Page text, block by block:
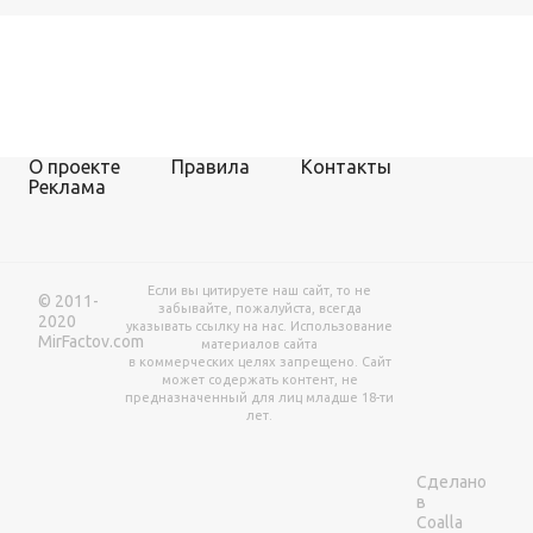
О проекте Правила
Контакты
Реклама
© 2011-
2020
MirFactov.com
Если вы цитируете наш сайт, то не
забывайте, пожалуйста, всегда
указывать ссылку на нас. Использование
материалов сайта
в коммерческих целях запрещено. Сайт
может содержать контент, не
предназначенный для лиц младше 18-ти
лет.
Сделано
в
Coalla